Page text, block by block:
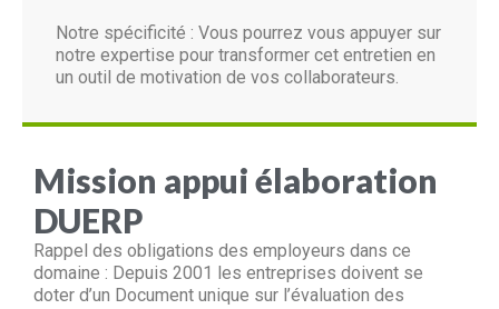
Notre spécificité : Vous pourrez vous appuyer sur
notre expertise pour transformer cet entretien en
un outil de motivation de vos collaborateurs.
Mission appui élaboration
DUERP
Rappel des obligations des employeurs dans ce
domaine : Depuis 2001 les entreprises doivent se
doter d’un Document unique sur l’évaluation des